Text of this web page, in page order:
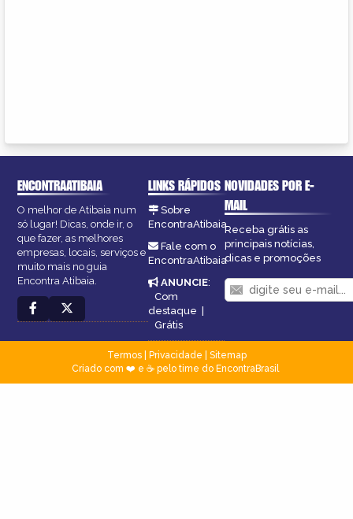
ENCONTRAATIBAIA
O melhor de Atibaia num
só lugar! Dicas, onde ir, o
que fazer, as melhores
empresas, locais, serviços e
muito mais no guia
Encontra Atibaia.
LINKS RÁPIDOS
Sobre
EncontraAtibaia
Fale com o
EncontraAtibaia
ANUNCIE:
Com
destaque |
Grátis
NOVIDADES POR E-
MAIL
Receba grátis as
principais notícias,
dicas e promoções
Termos| Privacidade
Sitemap
Criado com ❤️ e ☕ pelo time do EncontraBrasil